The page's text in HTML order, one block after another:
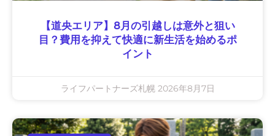
【道央エリア】8月の引越しは意外と狙い
目？費用を抑えて快適に新生活を始めるポ
イント
ライフパートナーズ札幌 2026年8月7日